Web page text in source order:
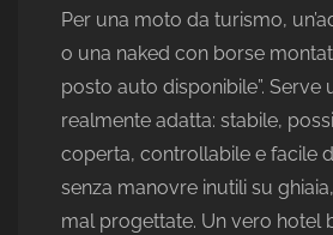
Per una moto da turismo,
o una naked con borse
posto auto disponibile”. Serve
realmente adatta: stabile,
coperta, controllabile e facile
senza manovre inutili su
mal progettate. Un vero hotel